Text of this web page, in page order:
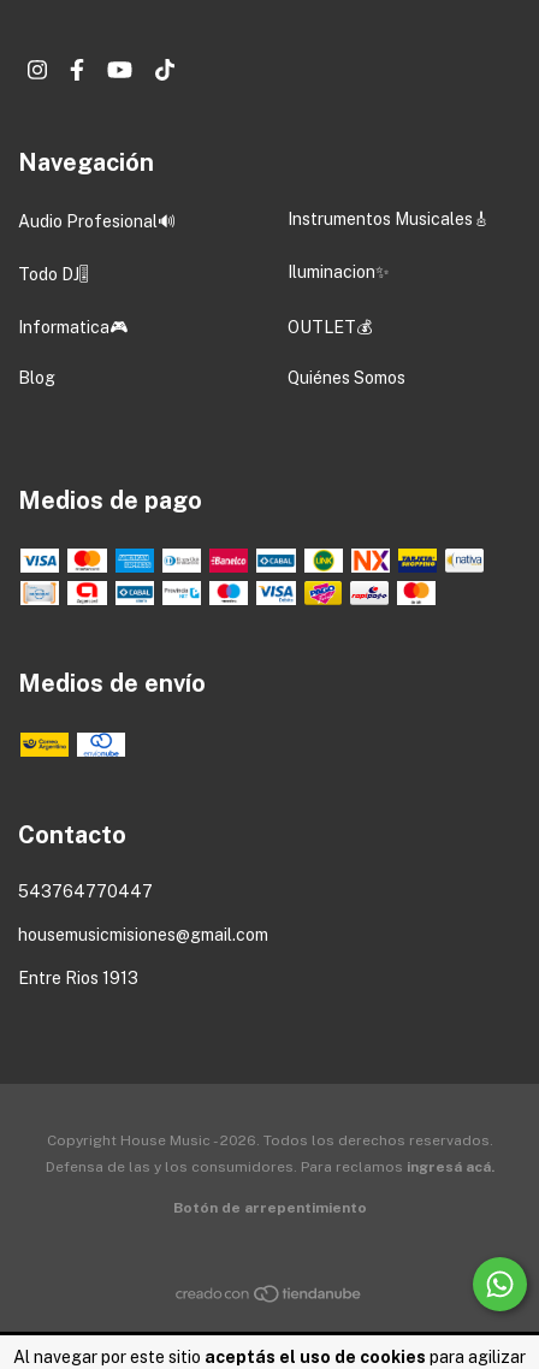
Al navegar por este sitio aceptás el uso de cookies para agilizar
Navegación
Audio Profesional🔊 Instrumentos Musicales🎸
Todo DJ🎚️ Iluminacion✨
Informatica🎮 OUTLET💰
Blog Quiénes Somos
Medios de pago
Medios de envío
Contacto
543764770447
housemusicmisiones@gmail.com
Entre Rios 1913
Copyright House Music - 2026. Todos los derechos reservados.
Defensa de las y los consumidores. Para reclamos ingresá acá.
Botón de arrepentimiento